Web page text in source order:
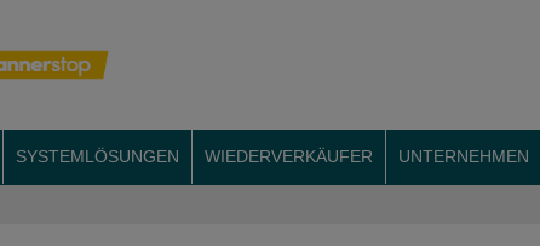
SYSTEMLÖSUNGEN WIEDERVERKÄUFER
UNTERNEHMEN